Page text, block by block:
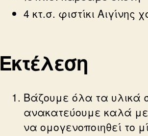
4 κτ.σ. φιστίκι Αιγίνης
Εκτέλεση
Βάζουμε όλα τα υλικά
ανακατεύουμε καλά
να ομογενοποιηθεί το